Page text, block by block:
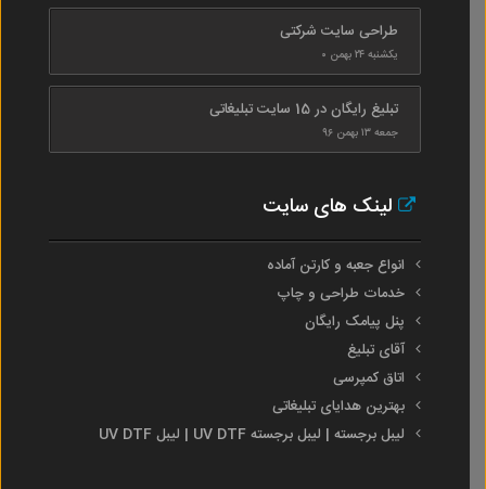
طراحی سایت شرکتی
یکشنبه ۲۴ بهمن ۰
تبلیغ رایگان در 15 سایت تبلیغاتی
جمعه ۱۳ بهمن ۹۶
لینک های سایت
انواع جعبه و کارتن آماده
خدمات طراحی و چاپ
پنل پیامک رایگان
آقای تبلیغ
اتاق کمپرسی
بهترین هدایای تبلیغاتی
لیبل برجسته | لیبل برجسته UV DTF | لیبل UV DTF